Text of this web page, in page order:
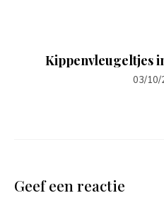
Kippenvleugeltjes
03/10/
Geef een reactie